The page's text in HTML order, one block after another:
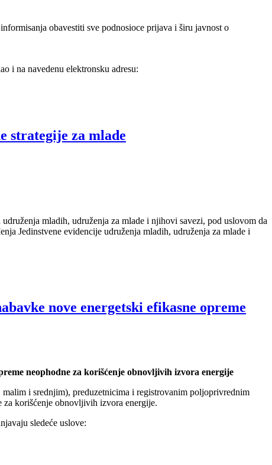
obavestiti sve podnosioce prijava i širu javnost o
i na navedenu elektronsku adresu:
strategije za mlade
mladih, udruženja za mlade i njihovi savezi, pod uslovom da
Jedinstvene evidencije udruženja mladih, udruženja za mlade i
nove energetski efikasne opreme
neophodne za korišćenje obnovljivih izvora energije
i srednjim), preduzetnicima i registrovanim poljoprivrednim
za korišćenje obnovljivih izvora energije.
sledeće uslove: